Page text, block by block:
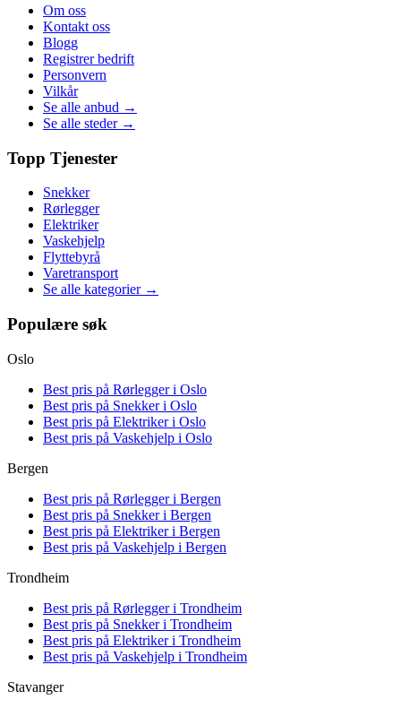
Om oss
Kontakt oss
Blogg
Registrer bedrift
Personvern
Vilkår
Se alle anbud →
Se alle steder →
Topp Tjenester
Snekker
Rørlegger
Elektriker
Vaskehjelp
Flyttebyrå
Varetransport
Se alle kategorier →
Populære søk
Oslo
Best pris på Rørlegger i Oslo
Best pris på Snekker i Oslo
Best pris på Elektriker i Oslo
Best pris på Vaskehjelp i Oslo
Bergen
Best pris på Rørlegger i Bergen
Best pris på Snekker i Bergen
Best pris på Elektriker i Bergen
Best pris på Vaskehjelp i Bergen
Trondheim
Best pris på Rørlegger i Trondheim
Best pris på Snekker i Trondheim
Best pris på Elektriker i Trondheim
Best pris på Vaskehjelp i Trondheim
Stavanger